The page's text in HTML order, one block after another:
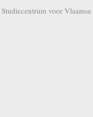
Studiecentrum voor